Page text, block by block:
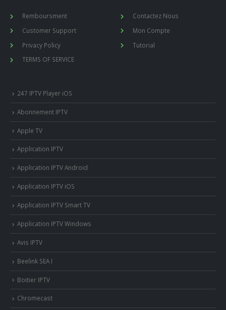
Remboursment
Customer Support
Privacy Policy
TERMS OF SERVICE
Contactez Nous
Mon Compte
Tutorial
247 IPTV Player iOS
Abonnement IPTV
Apple TV
Application IPTV
Application IPTV Android
Application IPTV iOS
Application IPTV Smart TV
Application IPTV Windows
Avis IPTV
Beelink SEA I
Boitier IPTV
Chromecast